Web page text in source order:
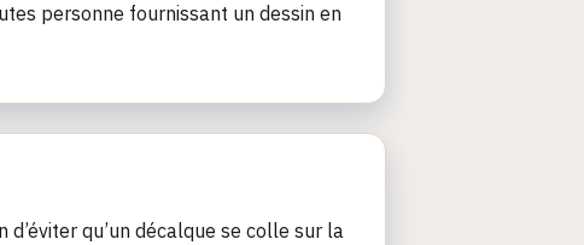
personne fournissant un dessin en
qu’un décalque se colle sur la